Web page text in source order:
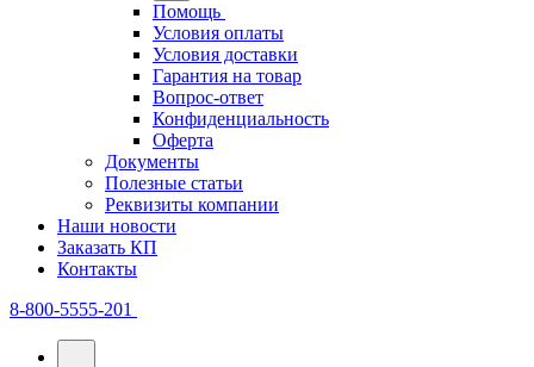
Помощь
Условия оплаты
Условия доставки
Гарантия на товар
Вопрос-ответ
Конфиденциальность
Оферта
Документы
Полезные статьи
Реквизиты компании
Наши новости
Заказать КП
Контакты
8-800-5555-201